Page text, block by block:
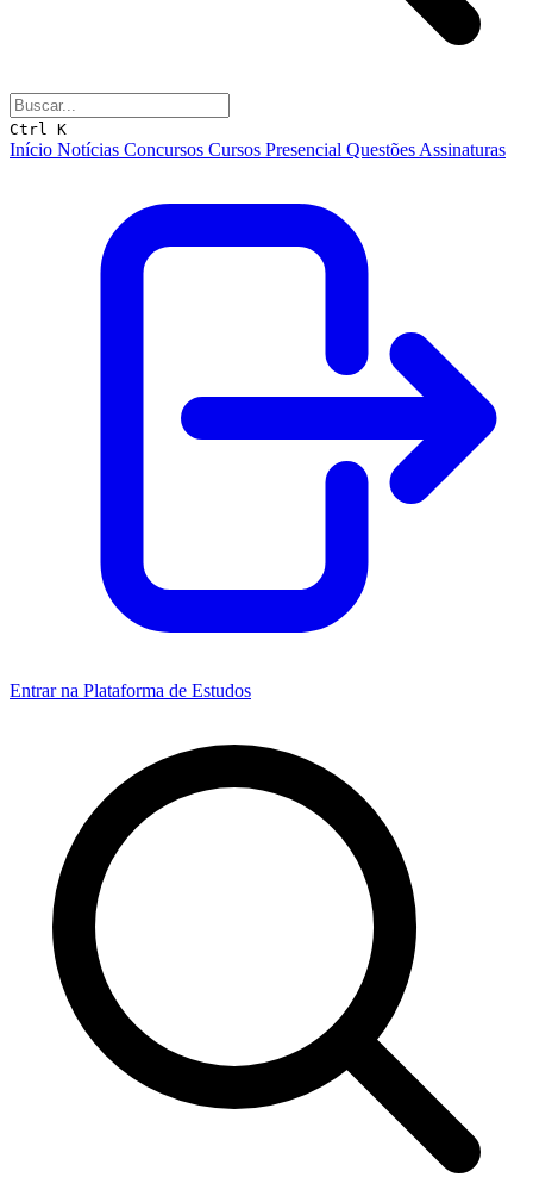
Ctrl K
Início Notícias Concursos Cursos Presencial Questões Assinaturas
Entrar na Plataforma de Estudos